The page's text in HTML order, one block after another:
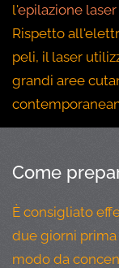
l'epilazione laser
Rispetto
peli, il laser
grandi aree
Come
È consigliato
due giorni
modo da